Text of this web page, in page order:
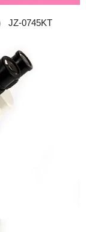
JZ-0745KT